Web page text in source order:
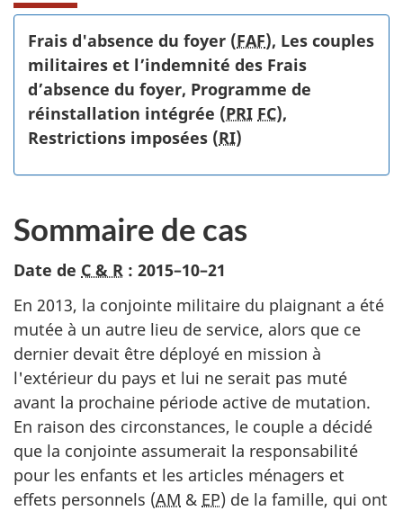
Frais d'absence du foyer (FAF), Les couples
militaires et l’indemnité des Frais
d’absence du foyer, Programme de
réinstallation intégrée (PRI FC),
Restrictions imposées (RI)
Sommaire de cas
Date de C & R : 2015–10–21
En 2013, la conjointe militaire du plaignant a été
mutée à un autre lieu de service, alors que ce
dernier devait être déployé en mission à
l'extérieur du pays et lui ne serait pas muté
avant la prochaine période active de mutation.
En raison des circonstances, le couple a décidé
que la conjointe assumerait la responsabilité
pour les enfants et les articles ménagers et
effets personnels (AM & EP) de la famille, qui ont